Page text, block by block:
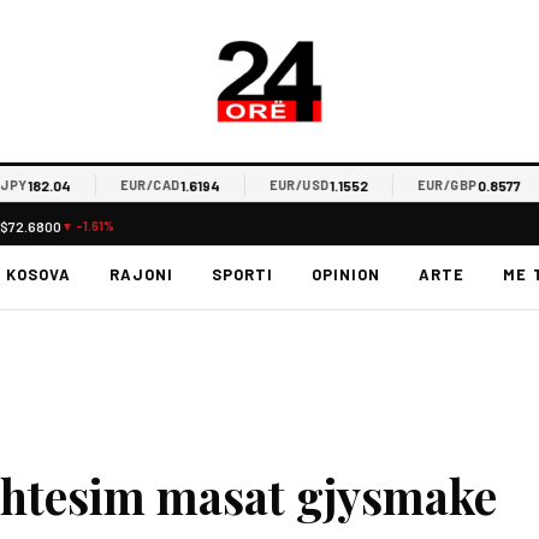
EUR/CAD1.6194 EUR/USD1.1552 EUR/GBP0.8577
$72.6800 ▼ -1.61%
KOSOVA RAJONI SPORTI OPINION ARTE ME
masat gjysmake